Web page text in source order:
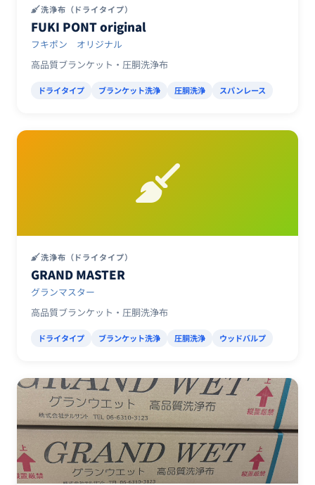
洗浄布（ドライタイプ）
FUKI PONT original
フキポン オリジナル
高品質ブランケット・圧胴洗浄布
ドライタイプ ブランケット洗浄 圧胴洗浄 スパンレース
洗浄布（ドライタイプ）
GRAND MASTER
グランマスター
高品質ブランケット・圧胴洗浄布
ドライタイプ ブランケット洗浄 圧胴洗浄 ウッドバルプ